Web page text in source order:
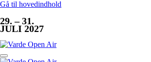
Gå til hovedindhold
29. – 31.
JULI 2027